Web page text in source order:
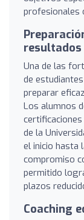
profesionales
resultados
Una de las
de
preparar
Los alumnos
de la
el inicio hasta
compromiso
permitido
plazos
Coaching